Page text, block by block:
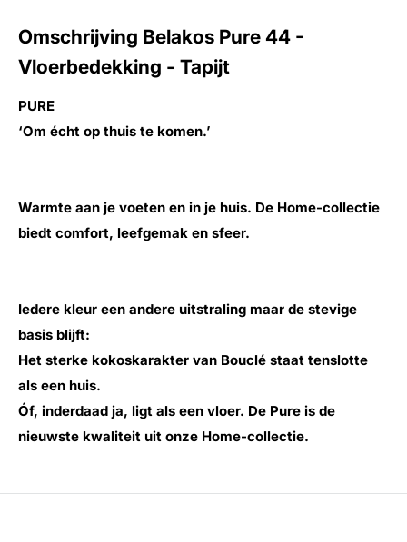
Omschrijving Belakos Pure 44 -
Vloerbedekking - Tapijt
PURE
‘Om écht op thuis te komen.’
Warmte aan je voeten en in je huis. De Home-collectie
biedt comfort, leefgemak en sfeer.
Iedere kleur een andere uitstraling maar de stevige
basis blijft:
Het sterke kokoskarakter van Bouclé staat tenslotte
als een huis.
Óf, inderdaad ja, ligt als een vloer. De Pure is de
nieuwste kwaliteit uit onze Home-collectie.